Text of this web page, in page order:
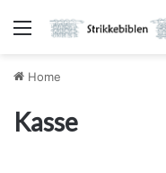
Menu
Home
Kasse